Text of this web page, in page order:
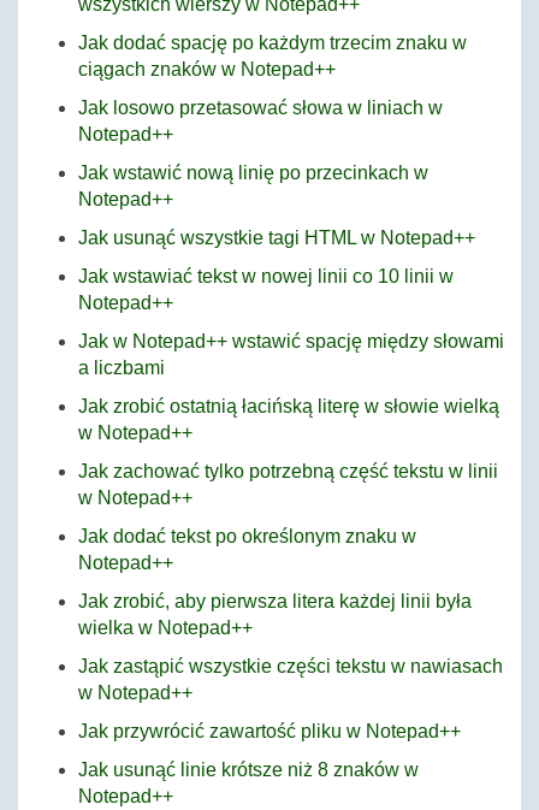
Jak dodać spację po każdym trzecim znaku w
ciągach znaków w Notepad++
Jak losowo przetasować słowa w liniach w
Notepad++
Jak wstawić nową linię po przecinkach w
Notepad++
Jak usunąć wszystkie tagi HTML w Notepad++
Jak wstawiać tekst w nowej linii co 10 linii w
Notepad++
Jak w Notepad++ wstawić spację między słowami
a liczbami
Jak zrobić ostatnią łacińską literę w słowie wielką
w Notepad++
Jak zachować tylko potrzebną część tekstu w linii
w Notepad++
Jak dodać tekst po określonym znaku w
Notepad++
Jak zrobić, aby pierwsza litera każdej linii była
wielka w Notepad++
Jak zastąpić wszystkie części tekstu w nawiasach
w Notepad++
Jak przywrócić zawartość pliku w Notepad++
Jak usunąć linie krótsze niż 8 znaków w
Notepad++